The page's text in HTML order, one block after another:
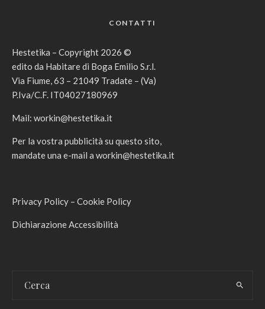
CONTATTI
Hestetika – Copyright 2026 ©
edito da Habitare di Boga Emilio S.r.l.
Via Fiume, 63 – 21049 Tradate – (Va)
P.Iva/C.F. IT04027180969
Mail: workin@hestetika.it
Per la vostra pubblicità su questo sito,
mandate una e-mail a workin@hestetika.it
Privacy Policy – Cookie Policy
Dichiarazione Accessibilità